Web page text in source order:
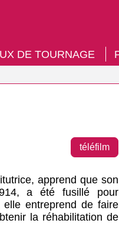
DE TOURNAGE
téléfilm
apprend que son
a été fusillé pour
elle entreprend de faire
la réhabilitation de